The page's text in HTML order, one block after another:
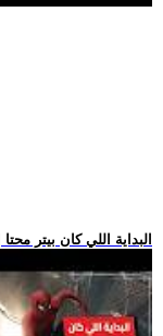
.. فيلم Spider-Man: Brand New Day | البداية اللي كان بيتر محتا